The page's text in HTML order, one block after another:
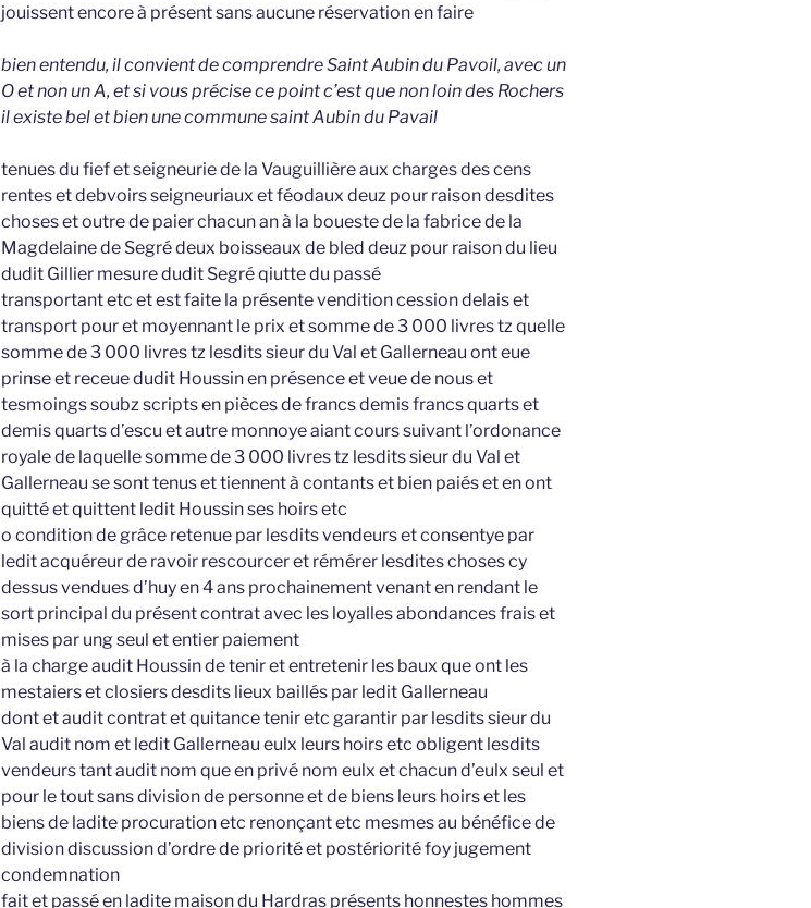
jouissent encore à présent sans aucune réservation en faire
bien entendu, il convient de comprendre Saint Aubin du Pavoil, avec un
O et non un A, et si vous précise ce point c’est que non loin des Rochers
il existe bel et bien une commune saint Aubin du Pavail
tenues du fief et seigneurie de la Vauguillière aux charges des cens
rentes et debvoirs seigneuriaux et féodaux deuz pour raison desdites
choses et outre de paier chacun an à la boueste de la fabrice de la
Magdelaine de Segré deux boisseaux de bled deuz pour raison du lieu
dudit Gillier mesure dudit Segré qiutte du passé
transportant etc et est faite la présente vendition cession delais et
transport pour et moyennant le prix et somme de 3 000 livres tz quelle
somme de 3 000 livres tz lesdits sieur du Val et Gallerneau ont eue
prinse et receue dudit Houssin en présence et veue de nous et
tesmoings soubz scripts en pièces de francs demis francs quarts et
demis quarts d’escu et autre monnoye aiant cours suivant l’ordonance
royale de laquelle somme de 3 000 livres tz lesdits sieur du Val et
Gallerneau se sont tenus et tiennent à contants et bien paiés et en ont
quitté et quittent ledit Houssin ses hoirs etc
o condition de grâce retenue par lesdits vendeurs et consentye par
ledit acquéreur de ravoir rescourcer et rémérer lesdites choses cy
dessus vendues d’huy en 4 ans prochainement venant en rendant le
sort principal du présent contrat avec les loyalles abondances frais et
mises par ung seul et entier paiement
à la charge audit Houssin de tenir et entretenir les baux que ont les
mestaiers et closiers desdits lieux baillés par ledit Gallerneau
dont et audit contrat et quitance tenir etc garantir par lesdits sieur du
Val audit nom et ledit Gallerneau eulx leurs hoirs etc obligent lesdits
vendeurs tant audit nom que en privé nom eulx et chacun d’eulx seul et
pour le tout sans division de personne et de biens leurs hoirs et les
biens de ladite procuration etc renonçant etc mesmes au bénéfice de
division discussion d’ordre de priorité et postériorité foy jugement
condemnation
fait et passé en ladite maison du Hardras présents honnestes hommes